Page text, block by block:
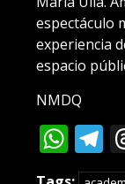
espectáculo
experiencia
espacio
NMDQ